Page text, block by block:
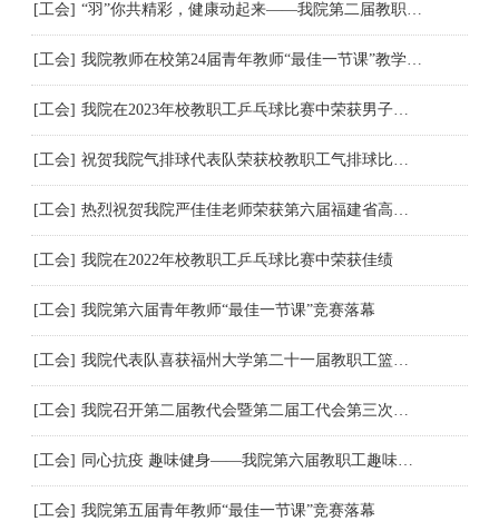
[工会] “羽”你共精彩，健康动起来——我院第二届教职工羽毛球团体赛
[工会] 我院教师在校第24届青年教师“最佳一节课”教学竞赛喜获佳绩
[工会] 我院在2023年校教职工乒乓球比赛中荣获男子团体第二名
[工会] 祝贺我院气排球代表队荣获校教职工气排球比赛第二名
[工会] 热烈祝贺我院严佳佳老师荣获第六届福建省高校青年教师教学竞赛特等奖！
[工会] 我院在2022年校教职工乒乓球比赛中荣获佳绩
[工会] 我院第六届青年教师“最佳一节课”竞赛落幕
[工会] 我院代表队喜获福州大学第二十一届教职工篮球比赛第四名
[工会] 我院召开第二届教代会暨第二届工代会第三次会议
[工会] 同心抗疫 趣味健身——我院第六届教职工趣味运动会圆满结束
[工会] 我院第五届青年教师“最佳一节课”竞赛落幕